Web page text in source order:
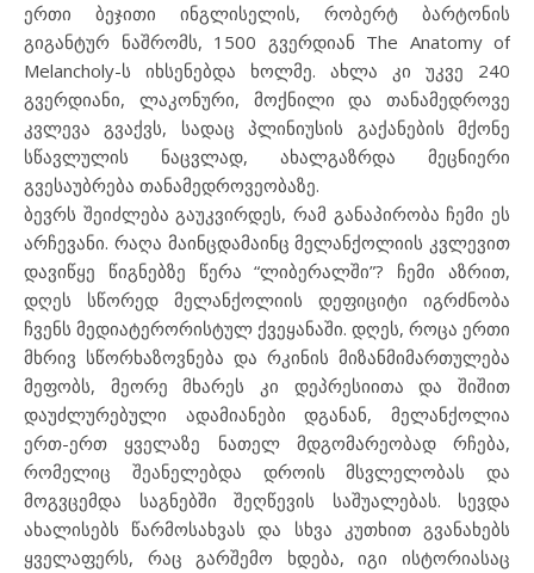
ერთი ბეჯითი ინგლისელის, რობერტ ბარტონის
გიგანტურ ნაშრომს, 1500 გვერდიან The Anatomy of
Melancholy-ს იხსენებდა ხოლმე. ახლა კი უკვე 240
გვერდიანი, ლაკონური, მოქნილი და თანამედროვე
კვლევა გვაქვს, სადაც პლინიუსის გაქანების მქონე
სწავლულის ნაცვლად, ახალგაზრდა მეცნიერი
გვესაუბრება თანამედროვეობაზე.
ბევრს შეიძლება გაუკვირდეს, რამ განაპირობა ჩემი ეს
არჩევანი. რაღა მაინცდამაინც მელანქოლიის კვლევით
დავიწყე წიგნებზე წერა “ლიბერალში”? ჩემი აზრით,
დღეს სწორედ მელანქოლიის დეფიციტი იგრძნობა
ჩვენს მედიატერორისტულ ქვეყანაში. დღეს, როცა ერთი
მხრივ სწორხაზოვნება და რკინის მიზანმიმართულება
მეფობს, მეორე მხარეს კი დეპრესიითა და შიშით
დაუძლურებული ადამიანები დგანან, მელანქოლია
ერთ-ერთ ყველაზე ნათელ მდგომარეობად რჩება,
რომელიც შეანელებდა დროის მსვლელობას და
მოგვცემდა საგნებში შეღწევის საშუალებას. სევდა
ახალისებს წარმოსახვას და სხვა კუთხით გვანახებს
ყველაფერს, რაც გარშემო ხდება, იგი ისტორიასაც